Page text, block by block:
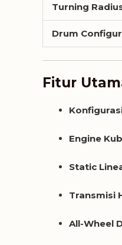
Turning
Drum
Fitur
Engine
Static
Transmisi
All-Wheel